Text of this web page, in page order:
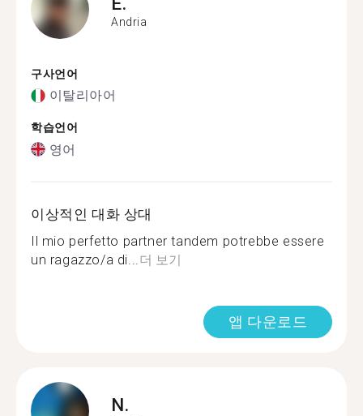
Andria
구사언어
이탈리아어
학습언어
영어
이상적인 대화 상대
Il mio perfetto partner tandem potrebbe essere
un ragazzo/a di... 더 보기
앱 다운로드
N.